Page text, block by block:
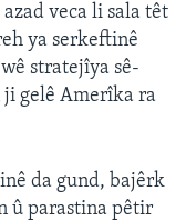
veca li sala têt
ya serkeftinê
stratejîya sê-
gelê Amerîka ra
da gund, bajêrk
û parastina pêtir